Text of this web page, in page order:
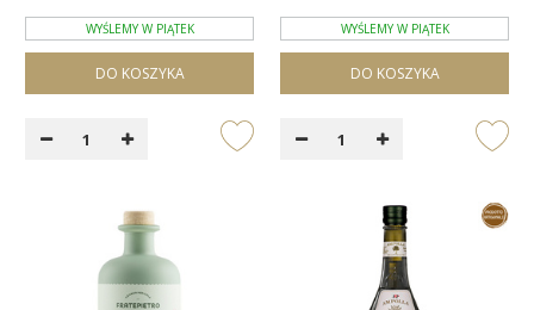
WYŚLEMY W PIĄTEK
DO KOSZYKA
WYŚLEMY W PIĄTEK
DO KOSZYKA